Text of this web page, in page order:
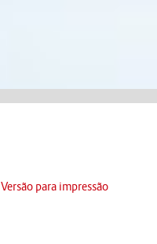
Versão para impressão